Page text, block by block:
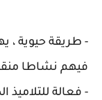
- طريقة حيوية ،
فيهم نشاطا
- فعالة للتلاميذ